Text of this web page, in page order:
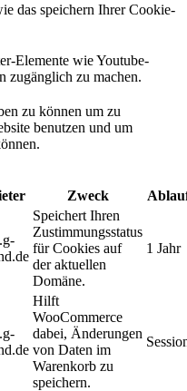
das speichern Ihrer Cookie-
Elemente wie Youtube-
zugänglich zu machen.
zu können um zu
benutzen und um
Zweck
Speichert Ihren
Zustimmungsstatus
für Cookies auf
der aktuellen
Domäne.
1 Jahr
Hilft
WooCommerce
dabei, Änderungen
von Daten im
Warenkorb zu
speichern.